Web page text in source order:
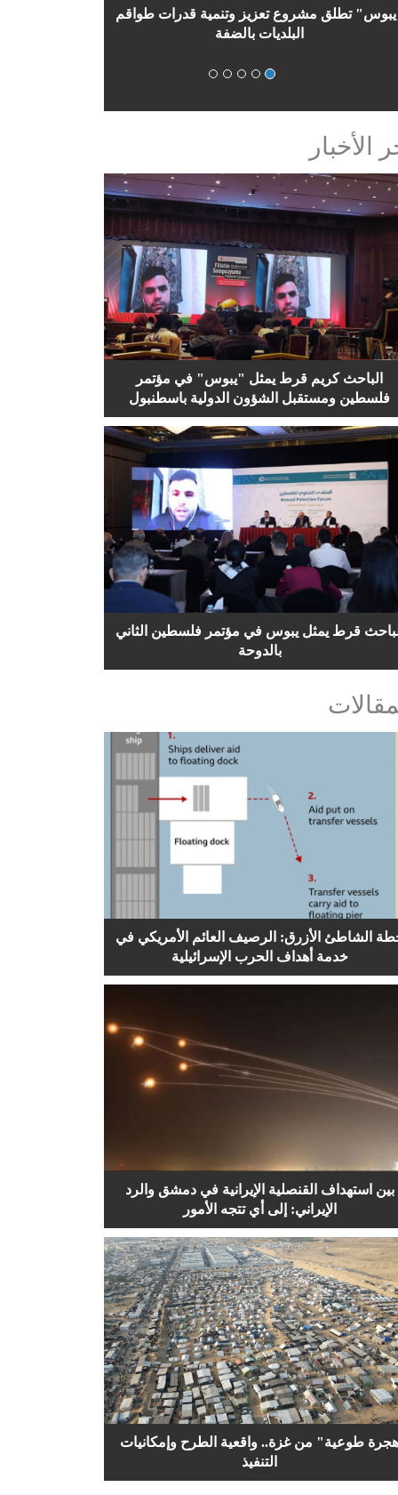
"يبوس" و"أوربت" توقعان اتفاقية تنفيذ مشروع
البيئة المهنية الصديقة
الأخبار
الباحث كريم قرط يمثل "يبوس" في مؤتمر
فلسطين ومستقبل الشؤون الدولية باسطنبول
قرط يمثل يبوس في مؤتمر فلسطين الثاني
بالدوحة
الشاطئ الأزرق: الرصيف العائم الأمريكي في
خدمة أهداف الحرب الإسرائيلية
بين استهداف القنصلية الإيرانية في دمشق والرد
الإيراني: إلى أي تتجه الأمور
هجرة طوعية" من غزة.. واقعية الطرح وإمكانيات
التنفيذ